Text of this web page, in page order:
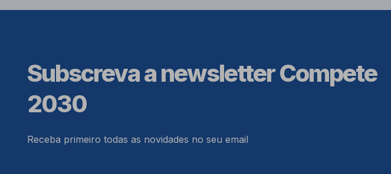
Subscreva a newsletter Compete
2030
Receba primeiro todas as novidades no seu email